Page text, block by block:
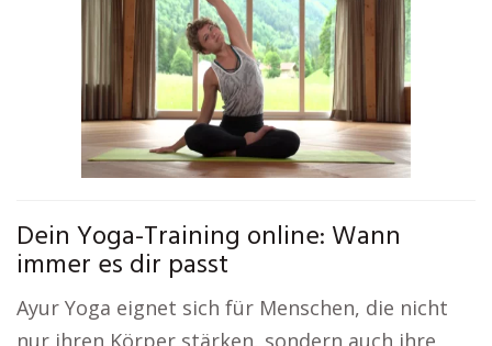
Dein Yoga-Training online: Wann
immer es dir passt
Ayur Yoga eignet sich für Menschen, die nicht
nur ihren Körper stärken, sondern auch ihre